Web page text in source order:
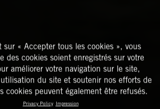
sur « Accepter tous les cookies », vous
des cookies soient enregistrés sur votre
améliorer votre navigation sur le site,
du site et soutenir nos efforts de
cookies peuvent également être refusés.
Privacy Policy Impression